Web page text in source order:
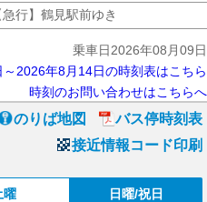
急行】鶴見駅前ゆき
乗車日2026年08月09日
2026年8月14日の時刻表はこちら
時刻のお問い合わせはこちらへ
のりば地図
バス停時刻表
接近情報コード印刷
曜 日曜/祝日